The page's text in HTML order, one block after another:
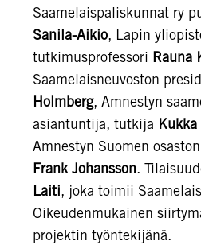
Saamelaispaliskunnat ry
Sanila-Aikio, Lapin
tutkimusprofessori Rauna
Saamelaisneuvoston
Holmberg, Amnestyn
asiantuntija, tutkija Kukka
Amnestyn Suomen
Frank Johansson.
Laiti, joka toimii
Oikeudenmukainen
projektin työntekijänä.